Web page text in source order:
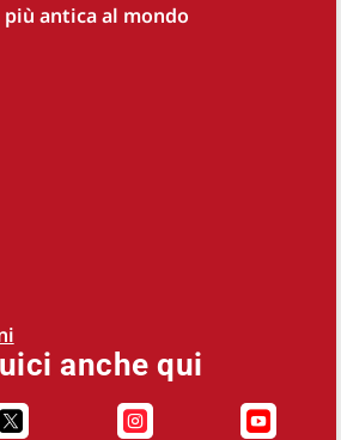
antica al mondo
anche qui
  